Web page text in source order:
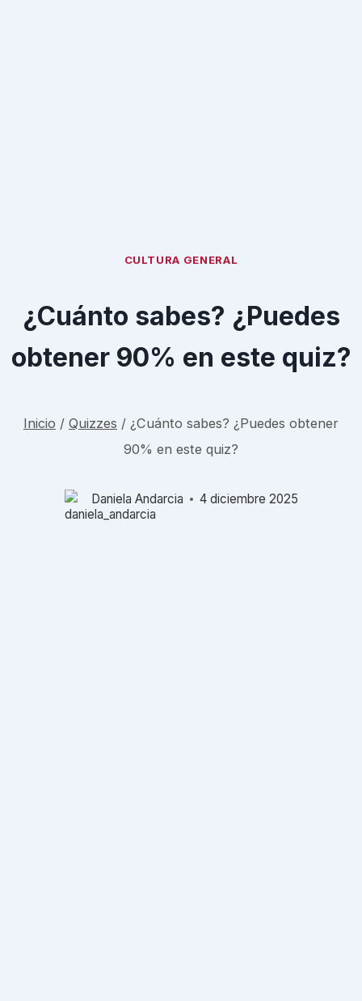
CULTURA GENERAL
¿Cuánto sabes? ¿Puedes
obtener 90% en este quiz?
Inicio / Quizzes / ¿Cuánto sabes? ¿Puedes obtener
90% en este quiz?
Daniela Andarcia 4 diciembre 2025